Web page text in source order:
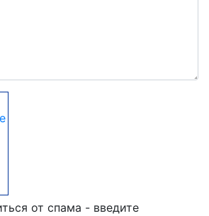
от спама - введите